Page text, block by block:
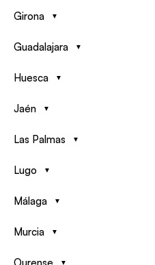
Girona
Guadalajara
Huesca
Jaén
Las Palmas
Lugo
Málaga
Murcia
Ourense